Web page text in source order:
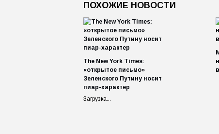
ПОХОЖИЕ НОВОСТИ
The New York Times:
«открытое письмо»
Зеленского Путину носит
пиар-характер
Загрузка...